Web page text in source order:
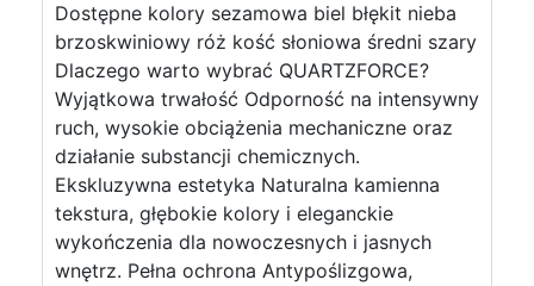
Dostępne kolory sezamowa biel błękit nieba
brzoskwiniowy róż kość słoniowa średni szary
Dlaczego warto wybrać QUARTZFORCE?
Wyjątkowa trwałość Odporność na intensywny
ruch, wysokie obciążenia mechaniczne oraz
działanie substancji chemicznych.
Ekskluzywna estetyka Naturalna kamienna
tekstura, głębokie kolory i eleganckie
wykończenia dla nowoczesnych i jasnych
wnętrz. Pełna ochrona Antypoślizgowa,